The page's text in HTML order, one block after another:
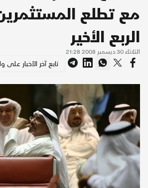
مع تطلع
الربع الأخير
الثلاثاء 30 ديسمبر 2008 21:28
تابع آخر الأخبار على